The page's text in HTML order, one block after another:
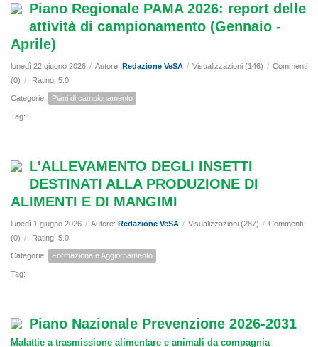
Piano Regionale PAMA 2026: report delle
attività di campionamento (Gennaio -
Aprile)
lunedì 22 giugno 2026 / Autore: Redazione VeSA / Visualizzazioni (146) / Commenti
(0) / Rating: 5.0
Categorie: Piani di campionamento
Tag:
L'ALLEVAMENTO DEGLI INSETTI
DESTINATI ALLA PRODUZIONE DI
ALIMENTI E DI MANGIMI
lunedì 1 giugno 2026 / Autore: Redazione VeSA / Visualizzazioni (287) / Commenti
(0) / Rating: 5.0
Categorie: Formazione e Aggiornamento
Tag:
Piano Nazionale Prevenzione 2026-2031
Malattie a trasmissione alimentare e animali da compagnia